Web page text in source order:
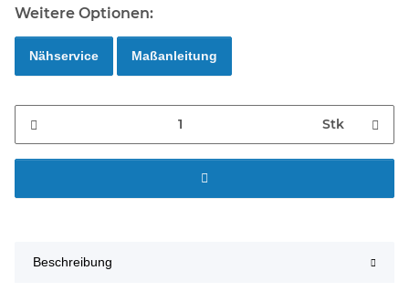
Weitere Optionen:
Nähservice Maßanleitung
Stk
Beschreibung